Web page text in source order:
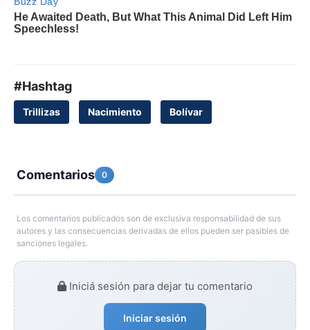
#Hashtag
Trillizas Nacimiento Bolívar
Comentarios 0
Los comentarios publicados son de exclusiva responsabilidad de sus
autores y las consecuencias derivadas de ellos pueden ser pasibles de
sanciones legales.
Iniciá sesión para dejar tu comentario
Iniciar sesión